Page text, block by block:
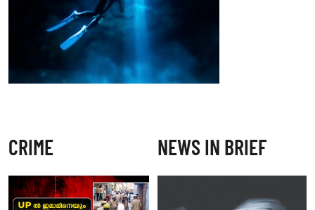
CRIME NEWS IN BRIEF